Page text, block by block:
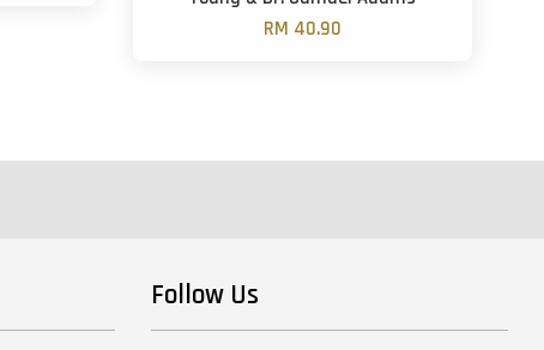
RM 40.90
Follow Us